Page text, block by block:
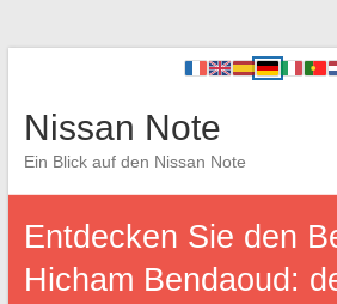
Nissan Note
Ein Blick auf den Nissan Note
Entdecken Sie den
Hicham Bendaoud: